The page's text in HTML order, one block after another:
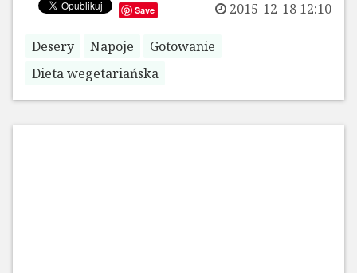
2015-12-18 12:10
Save
Desery Napoje
Gotowanie
Dieta wegetariańska